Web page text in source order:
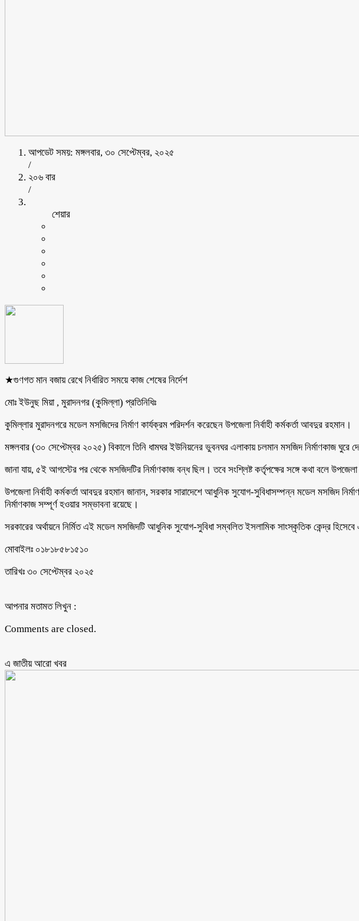
আপডেট সময়: মঙ্গলবার, ৩০ সেপ্টেম্বর, ২০২৫
/
২০৬ বার
/
শেয়ার
★গুণগত মান বজায় রেখে নির্ধারিত সময়ে কাজ শেষের নির্দেশ
মোঃ ইউনুছ মিয়া , মুরাদনগর (কুমিল্লা) প্রতিনিধিঃ
কুমিল্লার মুরাদনগরে মডেল মসজিদের নির্মাণ কার্যক্রম পরিদর্শন করেছেন উপজেলা নির্বাহী কর্মকর্তা আবদুর রহমান।
মঙ্গলবার (৩০ সেপ্টেম্বর ২০২৫) বিকালে তিনি ধামঘর ইউনিয়নের ভুবনঘর এলাকায় চলমান মসজিদ নির্মাণকাজ ঘুরে
জানা যায়, ৫ই আগস্টের পর থেকে মসজিদটির নির্মাণকাজ বন্ধ ছিল। তবে সংশ্লিষ্ট কর্তৃপক্ষের সঙ্গে কথা বলে
উপজেলা নির্বাহী কর্মকর্তা আবদুর রহমান জানান, সরকার সারাদেশে আধুনিক সুযোগ-সুবিধাসম্পন্ন মডেল মসজিদ
নির্মাণকাজ সম্পূর্ণ হওয়ার সম্ভাবনা রয়েছে।
সরকারের অর্থায়নে নির্মিত এই মডেল মসজিদটি আধুনিক সুযোগ-সুবিধা সম্বলিত ইসলামিক সাংস্কৃতিক কেন্দ্র
মোবাইলঃ ০১৮১৮৫৮১৫১০
তারিখঃ ৩০ সেপ্টেম্বর ২০২৫
আপনার মতামত লিখুন :
Comments are closed.
এ জাতীয় আরো ‍খবর